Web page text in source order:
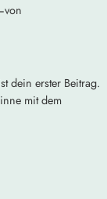
von
dein erster Beitrag.
mit dem